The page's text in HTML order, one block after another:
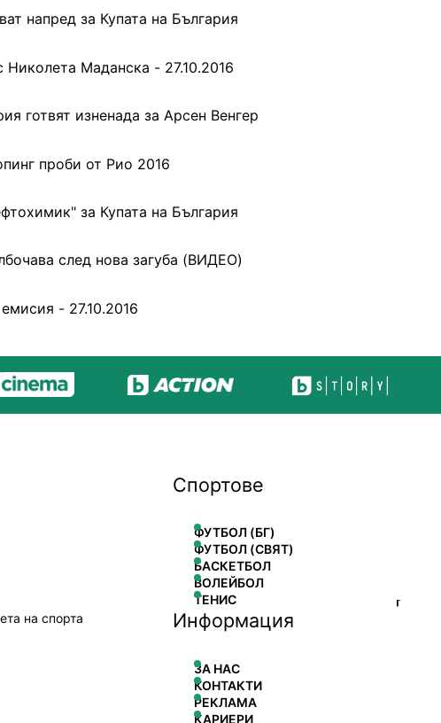
напред за Купата на България
Маданска - 27.10.2016
готвят изненада за Арсен Венгер
проби от Рио 2016
за Купата на България
след нова загуба (ВИДЕО)
- 27.10.2016
на спорта
Спортове
ФУТБОЛ (БГ)
ФУТБОЛ (СВЯТ)
БАСКЕТБОЛ
ВОЛЕЙБОЛ
ТЕНИС
Информация
ЗА НАС
КОНТАКТИ
РЕКЛАМА
КАРИЕРИ